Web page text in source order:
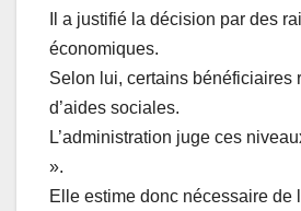
Il a justifié la décision par des
économiques.
Selon lui, certains bénéficiaires
d’aides sociales.
L’administration juge ces
».
Elle estime donc nécessaire de